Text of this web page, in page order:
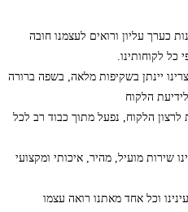
כערך עליון ורואים לעצמנו חובה
כל לקוחותינו.
יינתן בשקיפות מלאה, בשפה ברורה
הלקוח
לרצון הלקוח, נפעל מתוך כבוד רב לכל
שירות מועיל, מהיר, איכותי ומקצועי
וכל אחד מאתנו רואה עצמו